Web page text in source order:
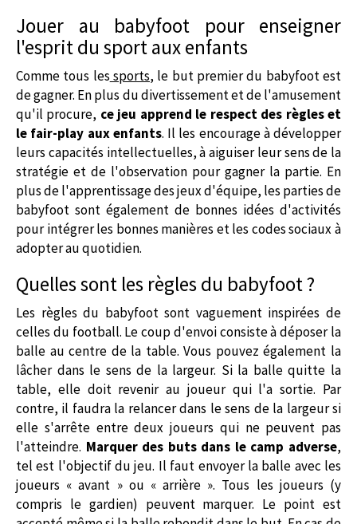
Jouer au babyfoot pour enseigner
l'esprit du sport aux enfants
Comme tous les sports, le but premier du babyfoot est
de gagner. En plus du divertissement et de l'amusement
qu'il procure, ce jeu apprend le respect des règles et
le fair-play aux enfants. Il les encourage à développer
leurs capacités intellectuelles, à aiguiser leur sens de la
stratégie et de l'observation pour gagner la partie. En
plus de l'apprentissage des jeux d'équipe, les parties de
babyfoot sont également de bonnes idées d'activités
pour intégrer les bonnes manières et les codes sociaux à
adopter au quotidien.
Quelles sont les règles du babyfoot ?
Les règles du babyfoot sont vaguement inspirées de
celles du football. Le coup d'envoi consiste à déposer la
balle au centre de la table. Vous pouvez également la
lâcher dans le sens de la largeur. Si la balle quitte la
table, elle doit revenir au joueur qui l'a sortie. Par
contre, il faudra la relancer dans le sens de la largeur si
elle s'arrête entre deux joueurs qui ne peuvent pas
l'atteindre. Marquer des buts dans le camp adverse,
tel est l'objectif du jeu. Il faut envoyer la balle avec les
joueurs « avant » ou « arrière ». Tous les joueurs (y
compris le gardien) peuvent marquer. Le point est